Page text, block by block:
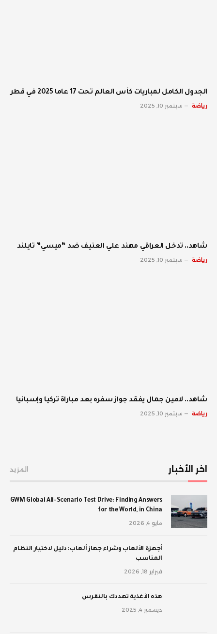
الجدول الكامل لمباريات كأس العالم تحت 17 عاما 2025 في قطر
رياضة سبتمبر 10, 2025
شاهد.. تدخل العراقي مهند علي العنيف ضد “ميسي” تايلند
رياضة سبتمبر 10, 2025
شاهد.. لامين جمال يفقد جواز سفره بعد مباراة تركيا وإسبانيا
رياضة سبتمبر 10, 2025
اخر الأخبار المزيد
GWM Global All-Scenario Test Drive: Finding Answers
for the World, in China
مايو 4, 2026
أجهزة الألعاب وشراء جهاز ألعاب: دليل لاختيار النظام
المناسب
فبراير 18, 2026
‫هذه الأغذية تهددك بالنقرس
ديسمبر 4, 2025